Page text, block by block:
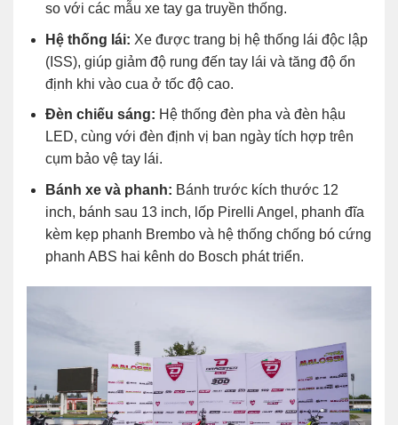
so với các mẫu xe tay ga truyền thống.
Hệ thống lái: Xe được trang bị hệ thống lái độc lập
(ISS), giúp giảm độ rung đến tay lái và tăng độ ổn
định khi vào cua ở tốc độ cao.
Đèn chiếu sáng: Hệ thống đèn pha và đèn hậu
LED, cùng với đèn định vị ban ngày tích hợp trên
cụm bảo vệ tay lái.
Bánh xe và phanh: Bánh trước kích thước 12
inch, bánh sau 13 inch, lốp Pirelli Angel, phanh đĩa
kèm kẹp phanh Brembo và hệ thống chống bó cứng
phanh ABS hai kênh do Bosch phát triển.